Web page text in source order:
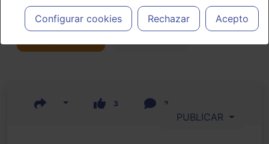
profesionales facultados prescribir medicamentos y decidir, en
cada caso concreto, el tratamiento más adecuado a las
necesidades del paciente.
Configurar cookies Rechazar Acepto
Actualidad y Artículos|TDAH
3 2
PUBLICAR